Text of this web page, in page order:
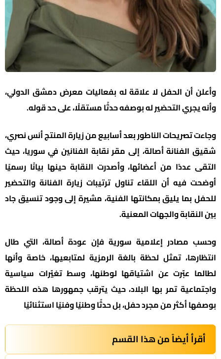
وأعلن أن الحفل لا علاقة له بفعاليات معرض دمشق الدولي،
وأنه يجري التحضير له بوصفه حدثًا مستقلًا، على حد قوله.
وجاءت تصريحات الناطور بعد أسابيع من زيارة المنتج أنس نصري،
شقيق الفنانة أصالة، إلى مقر نقابة الفنانين في سوريا، حيث
التقى عددًا من أعضائها، وأصدرت النقابة حينها بيانًا رسميًا
أوضحت فيه أن اللقاء تناول ترتيبات زيارة الفنانة والتحضير
للحفل بما يليق بمكانتها الفنية، مشيرة إلى وجود تنسيق جاد
بين النقابة والجهات المعنية.
وحسب مصادر إعلامية سورية فإن عودة أصالة، التي طال
انتظارها، تمثل لحظة بالغة الرمزية لمتابعيها، خاصة وأنها
لطالما عبّرت عن اشتياقها لوطنها، وسط تغيّرات سياسية
واجتماعية تمر بها البلاد، حيث يترقب جمهورها هذه اللحظة
بوصفها أكثر من مجرد حفل، بل حدثًا وطنيًا وفنيًا استثنائيًا
أقرأ أيضاً من هذا القسم